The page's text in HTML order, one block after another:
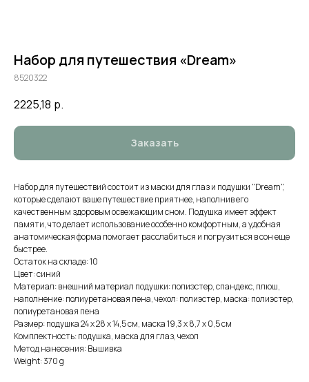
Набор для путешествия «Dream»
8520322
2225,18 р.
Заказать
Набор для путешествий состоит из маски для глаз и подушки "Dream",
которые сделают ваше путешествие приятнее, наполнив его
качественным здоровым освежающим сном. Подушка имеет эффект
памяти, что делает использование особенно комфортным, а удобная
анатомическая форма помогает расслабиться и погрузиться в сон еще
быстрее.
Остаток на складе: 10
Цвет: синий
Материал: внешний материал подушки: полиэстер, спандекс, плюш,
наполнение: полиуретановая пена, чехол: полиэстер, маска: полиэстер,
полиуретановая пена
Размер: подушка 24 х 28 х 14,5 см, маска 19,3 х 8,7 х 0,5 см
Комплектность: подушка, маска для глаз, чехол
Метод нанесения: Вышивка
Weight: 370 g